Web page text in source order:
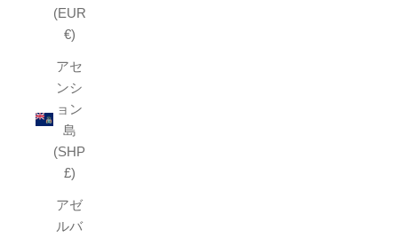
(EUR
€)
アセ
ンシ
ョン
島
(SHP
£)
アゼ
ルバ